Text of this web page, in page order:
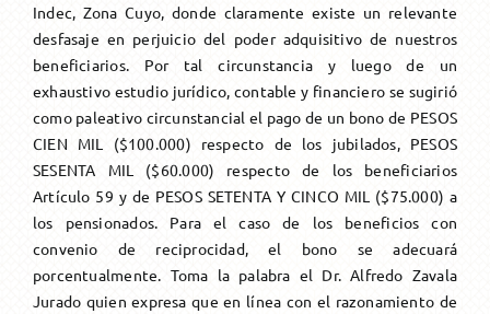
Pago Haberes Pendientes
Indec, Zona Cuyo, donde claramente existe un relevante
desfasaje en perjuicio del poder adquisitivo de nuestros
beneficiarios. Por tal circunstancia y luego de un
exhaustivo estudio jurídico, contable y financiero se sugirió
como paleativo circunstancial el pago de un bono de PESOS
CIEN MIL ($100.000) respecto de los jubilados, PESOS
SESENTA MIL ($60.000) respecto de los beneficiarios
Artículo 59 y de PESOS SETENTA Y CINCO MIL ($75.000) a
los pensionados. Para el caso de los beneficios con
convenio de reciprocidad, el bono se adecuará
porcentualmente. Toma la palabra el Dr. Alfredo Zavala
Jurado quien expresa que en línea con el razonamiento de